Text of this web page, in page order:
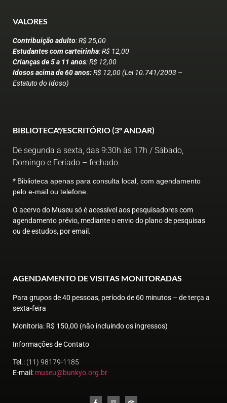
VALORES
Contribuição adulto: R$ 25,00
Estudantes com carteirinha: R$ 12,00
Crianças de 5 a 11 anos: R$ 12,00
Idosos acima de 60 anos:R$ 12,00 (Lei 10.741/2003 –
Estatuto do Idoso)
BIBLIOTECA*/ESCRITÓRIO (3º ANDAR)
De segunda a sexta, das 9:30h às 17h / Sábado,
Domingo e Feriado – fechado.
* Biblioteca apenas para consulta local, com agendamento
pelo e-mail ou telefone.
O acervo do Museu só é acessível aos pesquisadores com
agendamento prévio, mediante o envio do plano de pesquisas
ou de estudos, por email.
AGENDAMENTO DE VISITAS MONITORADAS
Para grupos de 40 pessoas, período de 60 minutos – de terça a
sexta-feira
Monitoria: R$ 150,00 (não incluindo os ingressos)
Informações de Contato
Tel.: (11) 98179-1185
E-mail: museu@bunkyo.org.br